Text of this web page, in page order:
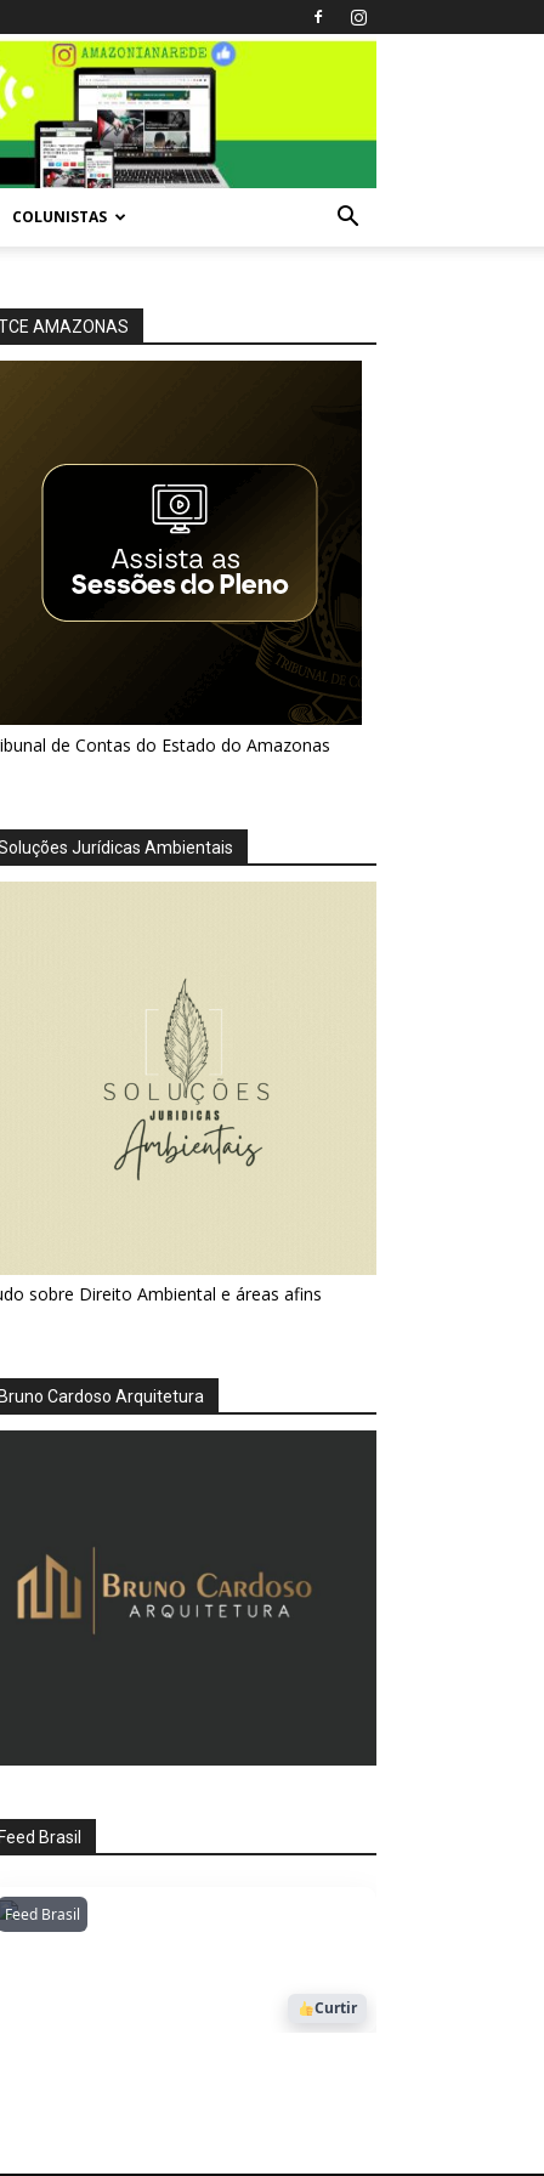
COLUNISTAS
AMAZONAS
de Contas do Estado do Amazonas
Jurídicas Ambientais
sobre Direito Ambiental e áreas afins
Cardoso Arquitetura
Brasil
Feed BrasilAmazonianarede
1053
Curtir